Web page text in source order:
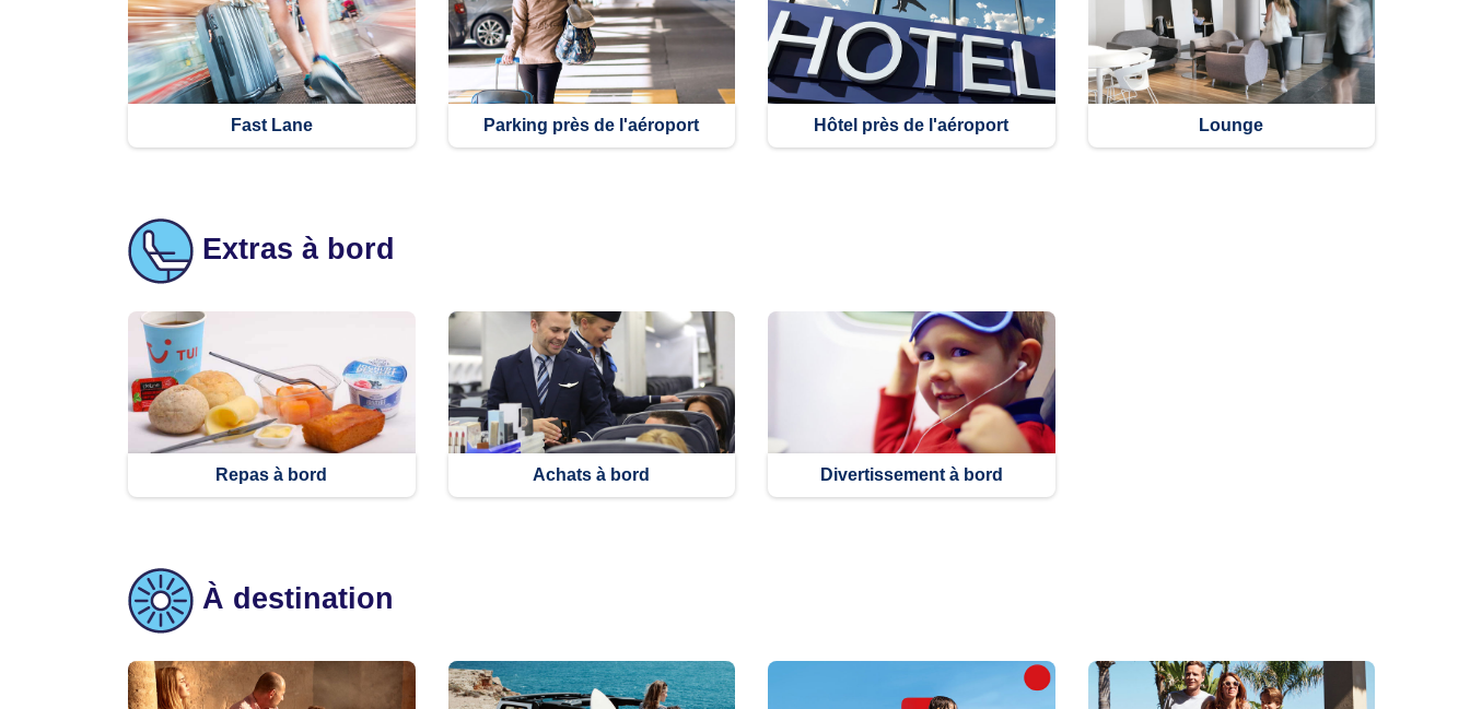
Fast Lane Parking près de l'aéroport Hôtel près de l'aéroport Lounge
Extras à bord
Repas à bord Achats à bord Divertissement à bord
À destination